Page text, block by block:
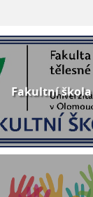
Fakultní škola